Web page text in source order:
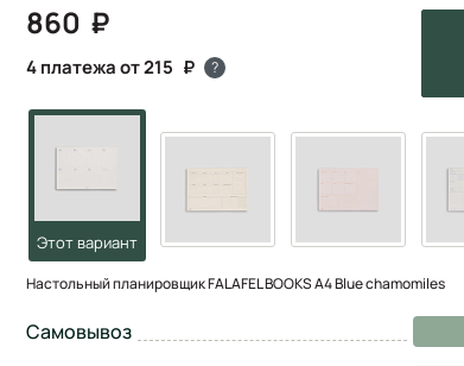
860
4 платежа от 215 ?
Настольный планировщик FALAFEL BOOKS А4 Blue chamomiles
Самовывоз